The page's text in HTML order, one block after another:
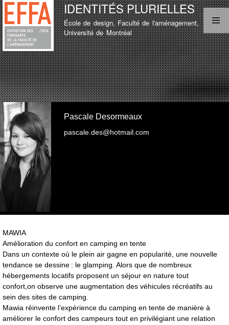
Aller au
contenu
principal
IDENTITÉS PLURIELLES
École de design, Faculté de l'aménagement,
Université de Montréal
MENU PRINCIPAL
LISTE D'ÉTUDIANT
TEST
LISTE D'ÉTUDIANT
Pascale Desormeaux
pascale.des@hotmail.com
MAWIA
Amélioration du confort en camping en tente
Dans un contexte où le plein air gagne en popularité, une nouvelle
tendance se dessine : le glamping. Alors que de nombreux
hébergements locatifs proposent un séjour en nature tout
confort,on observe une augmentation des véhicules récréatifs au
sein des sites de camping.
Mawia réinvente l’expérience du camping en tente de manière à
améliorer le confort des campeurs tout en privilégiant une relation